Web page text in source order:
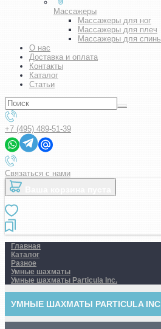
Массажеры
Массажеры для ног
Массажеры для плеч
Массажеры для
О нас
Доставка и оплата
Контакты
Каталог
Статьи
+7 (495) 489-51-39
Связаться с нами
Главная
Каталог
Разное
Умные шахматы
Умные шахматы Particula Inc.
УМНЫЕ ШАХМАТЫ PARTICULA